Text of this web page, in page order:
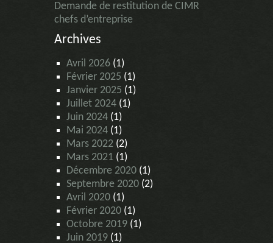
Demande de restitution de CIMR
chefs d’entreprise
Archives
Avril 2026 (1)
Février 2025 (1)
Janvier 2025 (1)
Juillet 2024 (1)
Juin 2024 (1)
Mai 2024 (1)
Mars 2022 (2)
Mars 2021 (1)
Décembre 2020 (1)
Septembre 2020 (2)
Avril 2020 (1)
Février 2020 (1)
Octobre 2019 (1)
Juin 2019 (1)